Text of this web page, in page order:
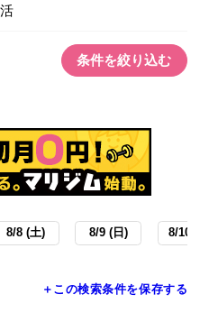
条件を絞り込む
8/8 (土) 8/9 (日) 8/10 (
＋この検索条件を保存する